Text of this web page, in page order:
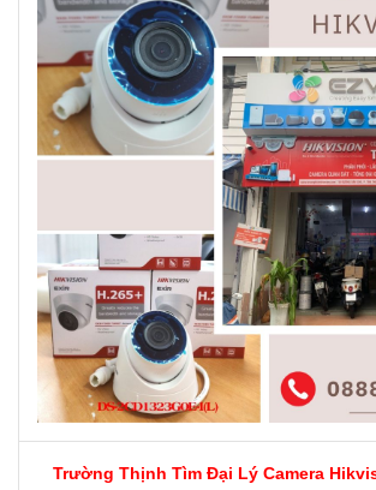
Trường Thịnh Tìm Đại Lý Camera